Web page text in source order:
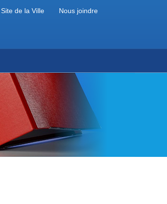
Nous joindre
Site de la Ville